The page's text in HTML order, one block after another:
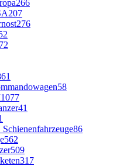
266
207
276
58
1077
41
86
562
509
317